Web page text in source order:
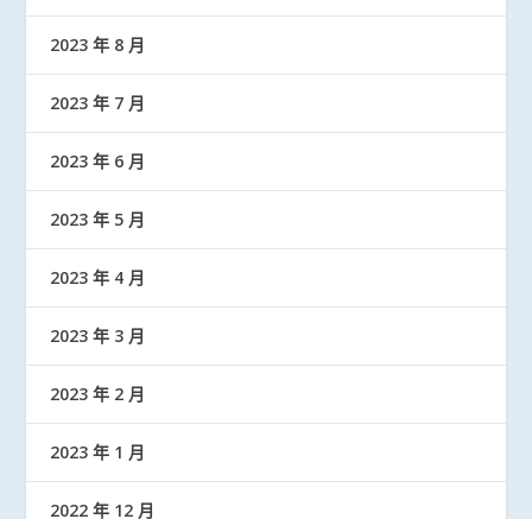
2023 年 8 月
2023 年 7 月
2023 年 6 月
2023 年 5 月
2023 年 4 月
2023 年 3 月
2023 年 2 月
2023 年 1 月
2022 年 12 月